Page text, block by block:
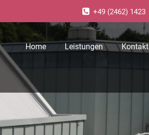
+49 (2462) 1423
Home Leistungen Kontakt